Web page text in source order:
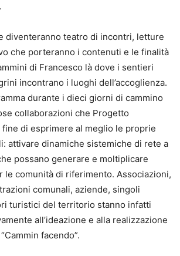
diventeranno teatro di incontri, letture
che porteranno i contenuti e le finalità
di Francesco là dove i sentieri
incontrano i luoghi dell’accoglienza.
durante i dieci giorni di cammino
collaborazioni che Progetto
fine di esprimere al meglio le proprie
attivare dinamiche sistemiche di rete a
possano generare e moltiplicare
le comunità di riferimento. Associazioni,
comunali, aziende, singoli
turistici del territorio stanno infatti
all’ideazione e alla realizzazione
facendo”.